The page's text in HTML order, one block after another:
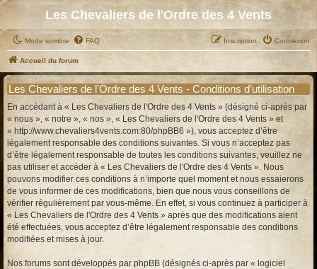
Les Chevaliers de l'Ordre des 4 Vents
Mode sombre FAQ Connexion
Inscription
Accueil du forum
Les Chevaliers de l'Ordre des 4 Vents - Conditions d’utilisation
En accédant à « Les Chevaliers de l'Ordre des 4 Vents » (désigné ci-après par
« nous », « notre », « nos », « Les Chevaliers de l'Ordre des 4 Vents » et
« http://www.chevaliers4vents.com:80/phpBB6 »), vous acceptez d’être
légalement responsable des conditions suivantes. Si vous n’acceptez pas
d’être légalement responsable de toutes les conditions suivantes, veuillez ne
pas utiliser et accéder à « Les Chevaliers de l'Ordre des 4 Vents ». Nous
pouvons modifier ces conditions à n’importe quel moment et nous essaierons
de vous informer de ces modifications, bien que nous vous conseillons de
vérifier régulièrement par vous-même. En effet, si vous continuez à participer à
« Les Chevaliers de l'Ordre des 4 Vents » après que des modifications aient
été effectuées, vous acceptez d’être légalement responsable des conditions
modifiées et mises à jour.
Nos forums sont développés par phpBB (désignés ci-après par « logiciel